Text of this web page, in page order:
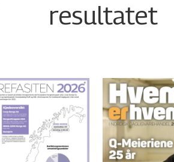
resultatet